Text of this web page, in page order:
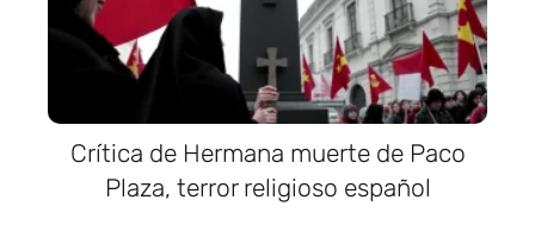
Crítica de Hermana muerte de Paco
Plaza, terror religioso español